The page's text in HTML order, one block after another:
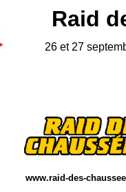
Raid
26 et 27
www.raid-des-